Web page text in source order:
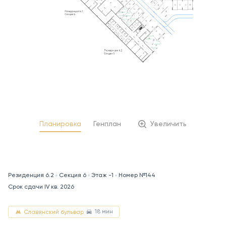
Планировка Генплан Увеличить
Резиденция 6.2 Секция 6 Этаж -1
Номер №144
Срок сдачи IV кв. 2026
Славянский бульвар 18 мин